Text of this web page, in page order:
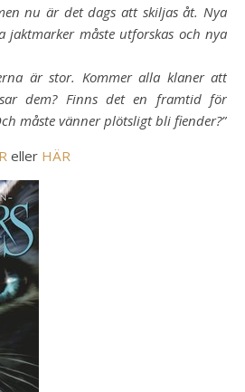
nu är det dags att skiljas åt. Nya
jaktmarker måste utforskas och nya
är stor. Kommer alla klaner att
dem? Finns det en framtid för
måste vänner plötsligt bli fiender?”
eller HÄR